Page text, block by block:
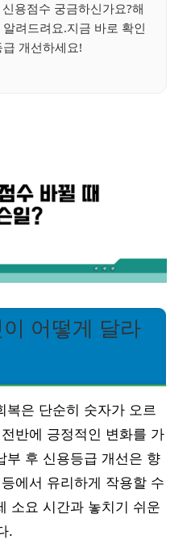
용점수 궁금하신가요?해
려드려요.지금 바로 확인
개선하세요!
어떻게 달라
복은 단순히 숫자가 오르
반에 긍정적인 변화를 가
부 후 신용등급 개선은 향
에서 유리하게 작용할 수
소요 시간과 놓치기 쉬운
.